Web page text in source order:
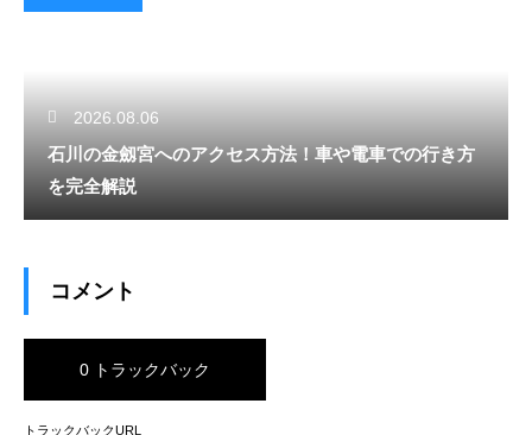
2026.08.06
石川の金劔宮へのアクセス方法！車や電車での行き方
を完全解説
コメント
0 トラックバック
トラックバックURL